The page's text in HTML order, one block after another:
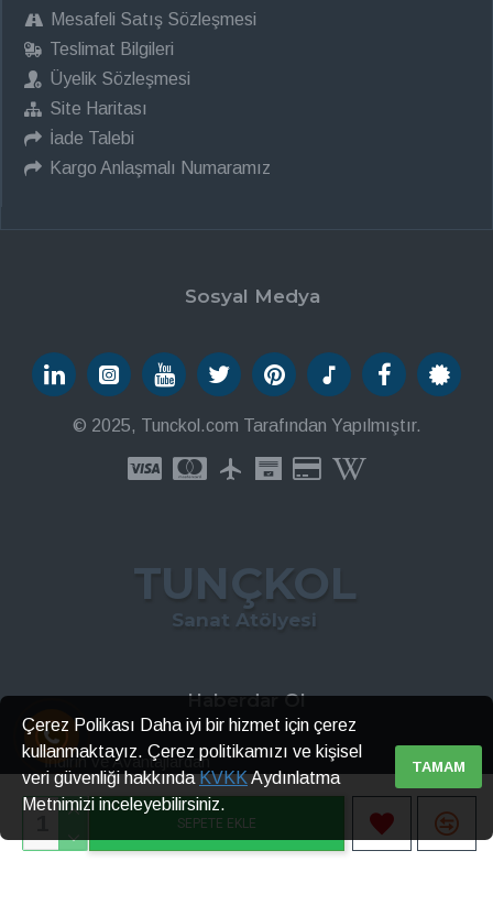
SEPETE EKLE
Mesafeli Satış Sözleşmesi
Teslimat Bilgileri
Üyelik Sözleşmesi
Site Haritası
İade Talebi
Kargo Anlaşmalı Numaramız
Sosyal Medya
© 2025, Tunckol.com Tarafından Yapılmıştır.
TUNÇKOL
Sanat Atölyesi
Haberdar Ol
İndirin ve Avantajlardan TAMAM
Çerez Polikası Daha iyi bir hizmet için çerez
kullanmaktayız. Çerez politikamızı ve kişisel
veri güvenliği hakkındaKVKKAydınlatma
Metnimizi inceleyebilirsiniz.